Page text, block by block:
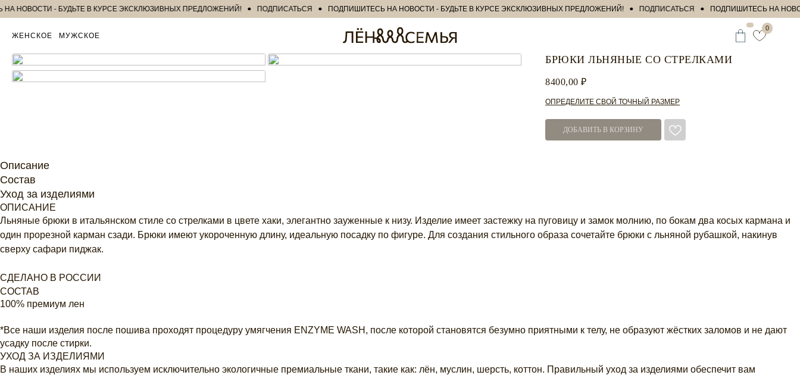
- БУДЬТЕ В КУРСЕ ЭКСКЛЮЗИВНЫХ ПРЕДЛОЖЕНИЙ! ПОДПИСАТЬСЯ ПОДПИШИТЕСЬ НА НОВОСТИ - БУДЬТЕ В КУРСЕ ЭКСКЛЮЗИВНЫХ ПРЕДЛОЖЕНИЙ! ПОДПИСАТЬСЯ ПОДПИШИТЕСЬ НА
ЖЕНСКОЕ МУЖСКОЕ
0
БРЮКИ ЛЬНЯНЫЕ СО СТРЕЛКАМИ
8400,00 ₽
ОПРЕДЕЛИТЕ СВОЙ ТОЧНЫЙ РАЗМЕР
ДОБАВИТЬ В КОРЗИНУ
Описание
Состав
Уход за изделиями
ОПИСАНИЕ
Льняные брюки в итальянском стиле со стрелками в цвете хаки, элегантно зауженные к низу. Изделие имеет застежку на пуговицу и замок молнию, по бокам два косых кармана и
один прорезной карман сзади. Брюки имеют укороченную длину, идеальную посадку по фигуре. Для создания стильного образа сочетайте брюки с льняной рубашкой, накинув
сверху сафари пиджак.
СДЕЛАНО В РОССИИ
СОСТАВ
100% премиум лен
*Все наши изделия после пошива проходят процедуру умягчения ENZYME WASH, после которой становятся безумно приятными к телу, не образуют жёстких заломов и не дают
усадку после стирки.
УХОД ЗА ИЗДЕЛИЯМИ
В наших изделиях мы используем исключительно экологичные премиальные ткани, такие как: лён, муслин, шерсть, коттон. Правильный уход за изделиями обеспечит вам